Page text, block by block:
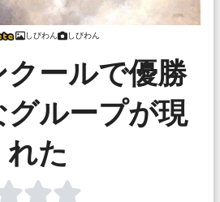
しびわん しびわん
ールで優勝
グループが現
れた